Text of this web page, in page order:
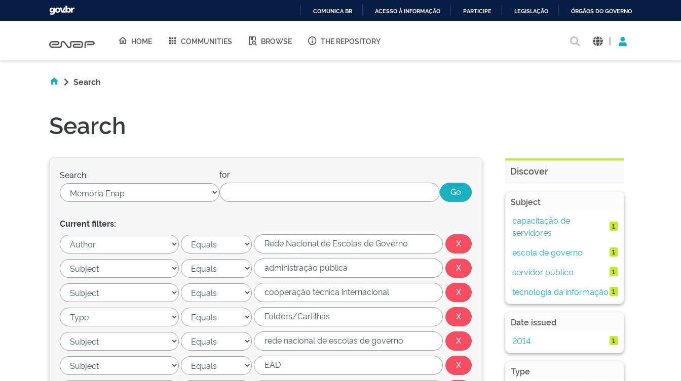
O
COMUNICA BR ACESSO À INFORMAÇÃO PARTICIPE LEGISLAÇÃO ÓRGÃOS DO GOVERNO
HOME COMMUNITIES BROWSE THE REPOSITORY |
Search
Search
Search: for
Current filters:
Discover
Subject
capacitação de
servidores
1
escola de governo 1
servidor público 1
tecnologia da informação 1
Date issued
2014
1
Type